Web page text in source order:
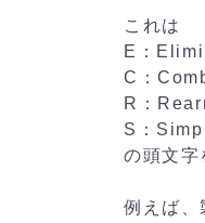
これは
E：
C：
R：
S：
の頭文字
例えば、